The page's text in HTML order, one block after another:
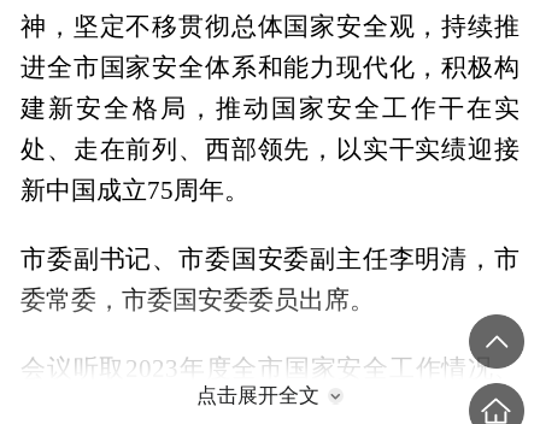
神，坚定不移贯彻总体国家安全观，持续推
进全市国家安全体系和能力现代化，积极构
建新安全格局，推动国家安全工作干在实
处、走在前列、西部领先，以实干实绩迎接
新中国成立75周年。
市委副书记、市委国安委副主任李明清，市
委常委，市委国安委委员出席。
会议听取2023年度全市国家安全工作情况、
2024年重庆市国家安全宣传月活动情况汇
点击展开全文